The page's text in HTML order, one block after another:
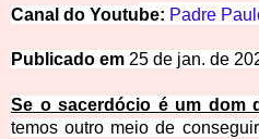
Canal do Youtu be: Padre
Publicado em 25 de jan. de
Se o sacerdócio é um dom
temos outro meio de